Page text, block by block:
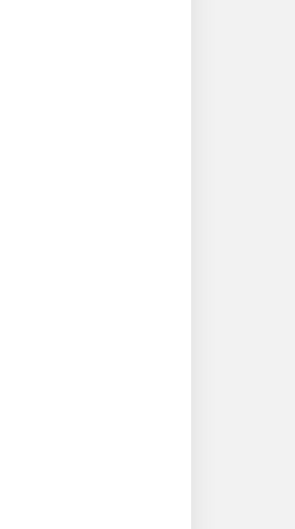
ক্লাবের সভাপতি
রিপন মারমা
চিঠি
তারেক
সঙ্কট
বিনিয়োগ
ক্ষতিগ্রস্তদের
দিলেন সাচিং প্রু